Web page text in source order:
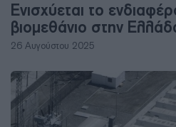
Ενισχύεται το
βιομεθάνιο στην
26 Αυγούστου 2025